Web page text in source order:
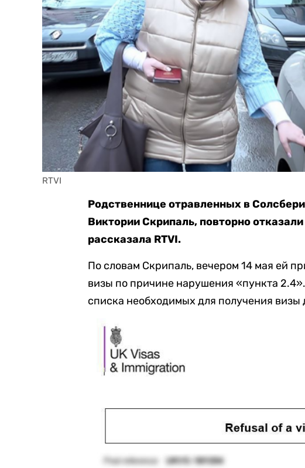
RTVI
Родственнице отравленных в
Виктории Скрипаль, повторно
рассказала RTVI.
По словам Скрипаль, вечером 14 мая ей
визы по причине нарушения «пункта
списка необходимых для получения